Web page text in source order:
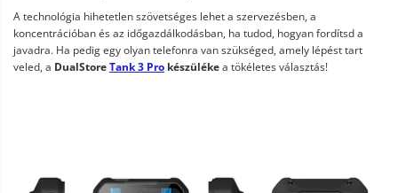
A technológia hihetetlen szövetséges lehet a szervezésben, a
koncentrációban és az időgazdálkodásban, ha tudod, hogyan fordítsd a
javadra. Ha pedig egy olyan telefonra van szükséged, amely lépést tart
veled, a DualStoreTank 3 Pro készülékea tökéletes választás!